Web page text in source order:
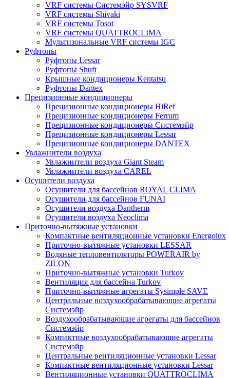
VRF системы Системэйр SYSVRF
VRF системы Shivaki
VRF системы Tosot
VRF системы QUATTROCLIMA
Мультизональные VRF системы IGC
Руфтопы
Руфтопы Lessar
Руфтопы Shuft
Крышные кондиционеры Kentatsu
Руфтопы Dantex
Прецизионные кондиционеры
Прецизионные кондиционеры HiRef
Прецизионные кондиционеры Ferrum
Прецизионные кондиционеры Системэйр
Прецизионные кондиционеры Lessar
Прецизионные кондиционеры DANTEX
Увлажнители воздуха
Увлажнители воздуха Giant Steam
Увлажнители воздуха CAREL
Осушители воздуха
Осушители для бассейнов ROYAL CLIMA
Осушители для бассейнов FUNAI
Осушители воздуха Dantherm
Осушители воздуха Neoclima
Приточно-вытяжные установки
Компактные вентиляционные установки Energolux
Приточно-вытяжные установки LESSAR
Водяные тепловентиляторы POWERAIR by
ZILON
Приточно-вытяжные установки Turkov
Вентиляция для бассейна Turkov
Приточно-вытяжные агрегаты Sysimple SAVE
Центральные воздухообрабатывающие агрегаты
Системэйр
Воздухообрабатывающие агрегаты для бассейнов
Системэйр
Компактные воздухообрабатывающие агрегаты
Системэйр
Центральные вентиляционные установки Lessar
Компактные вентиляционные установки Lessar
Вентиляционные установки QUATTROCLIMA